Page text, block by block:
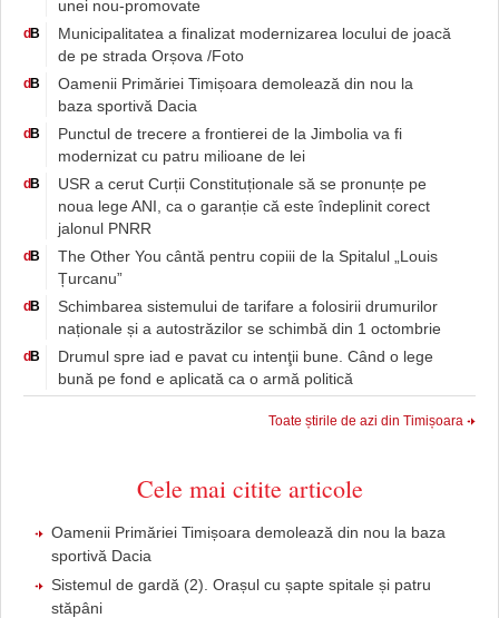
unei nou-promovate
dB
Municipalitatea a finalizat modernizarea locului de joacă
de pe strada Orșova /Foto
dB
Oamenii Primăriei Timișoara demolează din nou la
baza sportivă Dacia
dB
Punctul de trecere a frontierei de la Jimbolia va fi
modernizat cu patru milioane de lei
dB
USR a cerut Curții Constituționale să se pronunțe pe
noua lege ANI, ca o garanție că este îndeplinit corect
jalonul PNRR
dB
The Other You cântă pentru copiii de la Spitalul „Louis
Țurcanu”
dB
Schimbarea sistemului de tarifare a folosirii drumurilor
naționale și a autostrăzilor se schimbă din 1 octombrie
dB
Drumul spre iad e pavat cu intenţii bune. Când o lege
bună pe fond e aplicată ca o armă politică
Toate știrile de azi din Timișoara
Cele mai citite articole
Oamenii Primăriei Timișoara demolează din nou la baza
sportivă Dacia
Sistemul de gardă (2). Orașul cu șapte spitale și patru
stăpâni